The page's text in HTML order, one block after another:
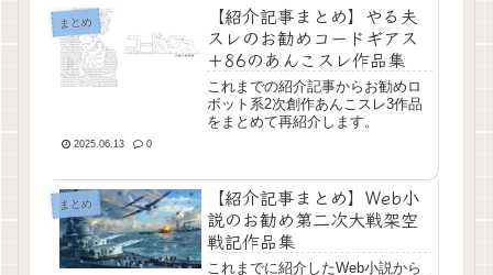
まとめ
【紹介記事まとめ】やる夫
スレのお勧めコードギアス
＋86のあんこスレ作品集
これまでの紹介記事からお勧めロ
ボット系2次創作あんこスレ3作品
をまとめて再紹介します。
2025.06.13 0
まとめ
【紹介記事まとめ】Web小
説のお勧め第二次大戦架空
戦記作品集
これまでに紹介したWeb小説から